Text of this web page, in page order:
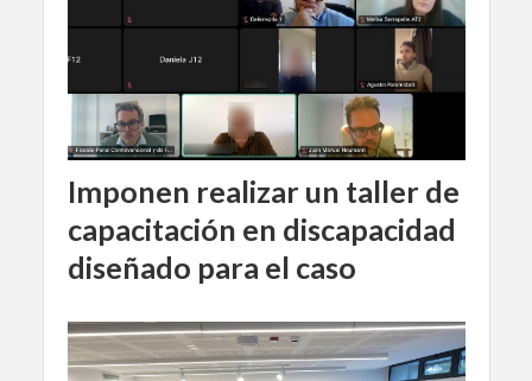
Imponen realizar un taller de
capacitación en discapacidad
diseñado para el caso